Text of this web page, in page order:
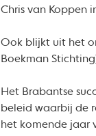
Chris van Koppen
Ook blijkt uit het
Boekman
Het Brabantse
beleid waarbij de
het komende jaar